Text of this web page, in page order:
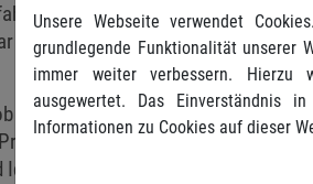
und Networking
ganz besondere Highlights für Sie
Sie mit der eigenen Praxis
in naher Zukunft abgeben
unserer Experten kommen Sie
Unsere Webseite verwendet
grundlegende Funktionalität unserer
immer weiter verbessern. Hierzu
ausgewertet. Das Einverständnis
Informationen zu Cookies auf dieser